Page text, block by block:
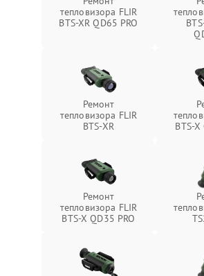
тепловизора FLIR
BTS-XR QD65 PRO
Ремонт
тепловизора FLIR
BTS-XR
BTS-X
Ремонт
тепловизора FLIR
BTS-X QD35 PRO